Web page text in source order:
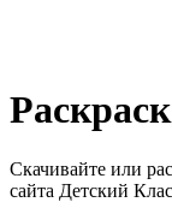
Скачивайте или
сайта Детский